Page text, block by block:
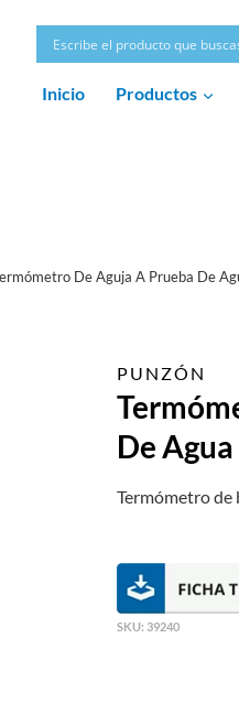
Inicio
Productos
De Aguja A Prueba De
PUNZÓN
De
Termómetro de
SKU: 39240